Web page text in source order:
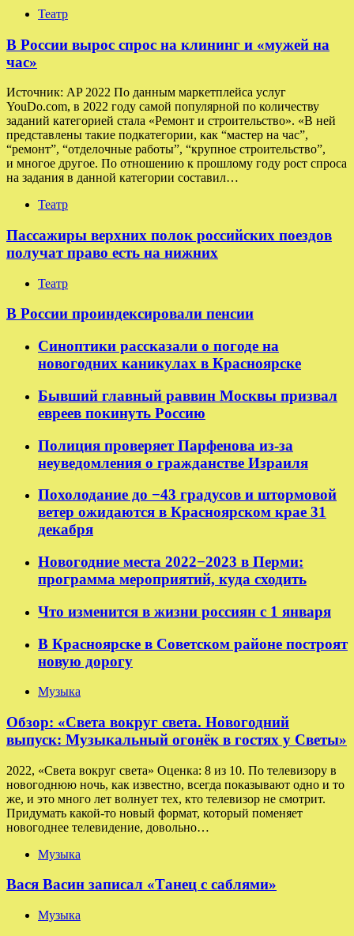
Театр
В России вырос спрос на клининг и «мужей на
час»
Источник: AP 2022 По данным маркетплейса услуг
YouDo.com, в 2022 году самой популярной по количеству
заданий категорией стала «Ремонт и строительство». «В ней
представлены такие подкатегории, как “мастер на час”,
“ремонт”, “отделочные работы”, “крупное строительство”,
и многое другое. По отношению к прошлому году рост спроса
на задания в данной категории составил…
Театр
Пассажиры верхних полок российских поездов
получат право есть на нижних
Театр
В России проиндексировали пенсии
Синоптики рассказали о погоде на
новогодних каникулах в Красноярске
Бывший главный раввин Москвы призвал
евреев покинуть Россию
Полиция проверяет Парфенова из-за
неуведомления о гражданстве Израиля
Похолодание до −43 градусов и штормовой
ветер ожидаются в Красноярском крае 31
декабря
Новогодние места 2022−2023 в Перми:
программа мероприятий, куда сходить
Что изменится в жизни россиян с 1 января
В Красноярске в Советском районе построят
новую дорогу
Музыка
Обзор: «Света вокруг света. Новогодний
выпуск: Музыкальный огонёк в гостях у Светы»
2022, «Света вокруг света» Оценка: 8 из 10. По телевизору в
новогоднюю ночь, как известно, всегда показывают одно и то
же, и это много лет волнует тех, кто телевизор не смотрит.
Придумать какой-то новый формат, который поменяет
новогоднее телевидение, довольно…
Музыка
Вася Васин записал «Танец с саблями»
Музыка